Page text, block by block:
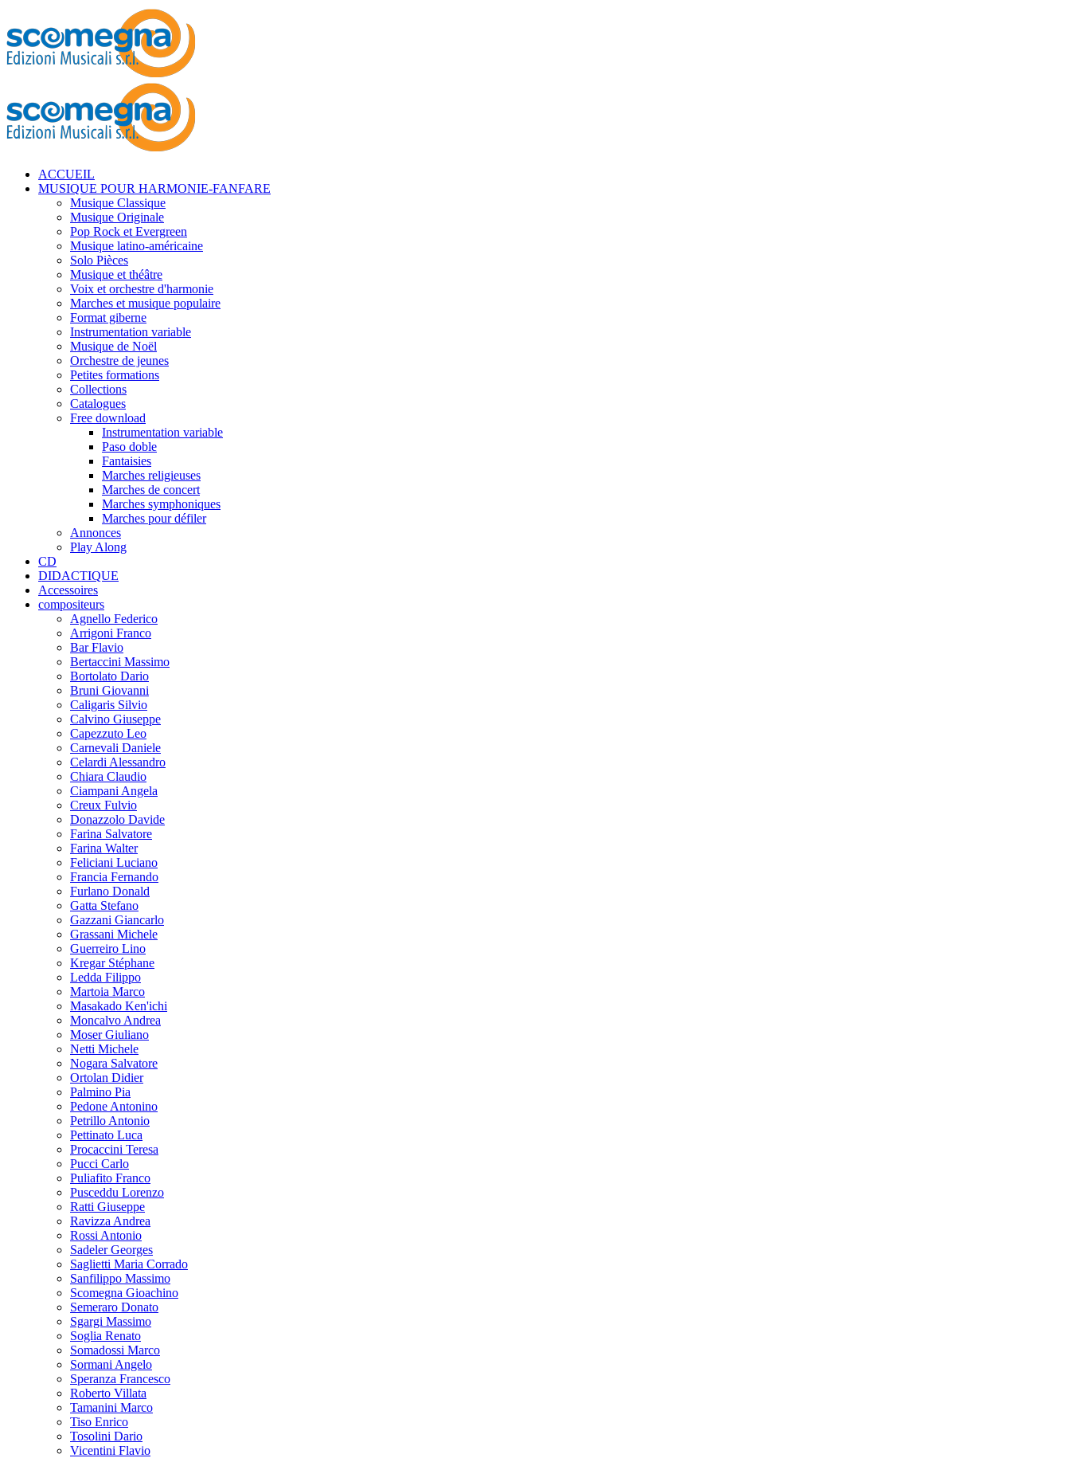
ACCUEIL
MUSIQUE POUR HARMONIE-FANFARE
Musique Classique
Musique Originale
Pop Rock et Evergreen
Musique latino-américaine
Solo Pièces
Musique et théâtre
Voix et orchestre d'harmonie
Marches et musique populaire
Format giberne
Instrumentation variable
Musique de Noël
Orchestre de jeunes
Petites formations
Collections
Catalogues
Free download
Instrumentation variable
Paso doble
Fantaisies
Marches religieuses
Marches de concert
Marches symphoniques
Marches pour défiler
Annonces
Play Along
CD
DIDACTIQUE
Accessoires
compositeurs
Agnello Federico
Arrigoni Franco
Bar Flavio
Bertaccini Massimo
Bortolato Dario
Bruni Giovanni
Caligaris Silvio
Calvino Giuseppe
Capezzuto Leo
Carnevali Daniele
Celardi Alessandro
Chiara Claudio
Ciampani Angela
Creux Fulvio
Donazzolo Davide
Farina Salvatore
Farina Walter
Feliciani Luciano
Francia Fernando
Furlano Donald
Gatta Stefano
Gazzani Giancarlo
Grassani Michele
Guerreiro Lino
Kregar Stéphane
Ledda Filippo
Martoia Marco
Masakado Ken'ichi
Moncalvo Andrea
Moser Giuliano
Netti Michele
Nogara Salvatore
Ortolan Didier
Palmino Pia
Pedone Antonino
Petrillo Antonio
Pettinato Luca
Procaccini Teresa
Pucci Carlo
Puliafito Franco
Pusceddu Lorenzo
Ratti Giuseppe
Ravizza Andrea
Rossi Antonio
Sadeler Georges
Saglietti Maria Corrado
Sanfilippo Massimo
Scomegna Gioachino
Semeraro Donato
Sgargi Massimo
Soglia Renato
Somadossi Marco
Sormani Angelo
Speranza Francesco
Roberto Villata
Tamanini Marco
Tiso Enrico
Tosolini Dario
Vicentini Flavio